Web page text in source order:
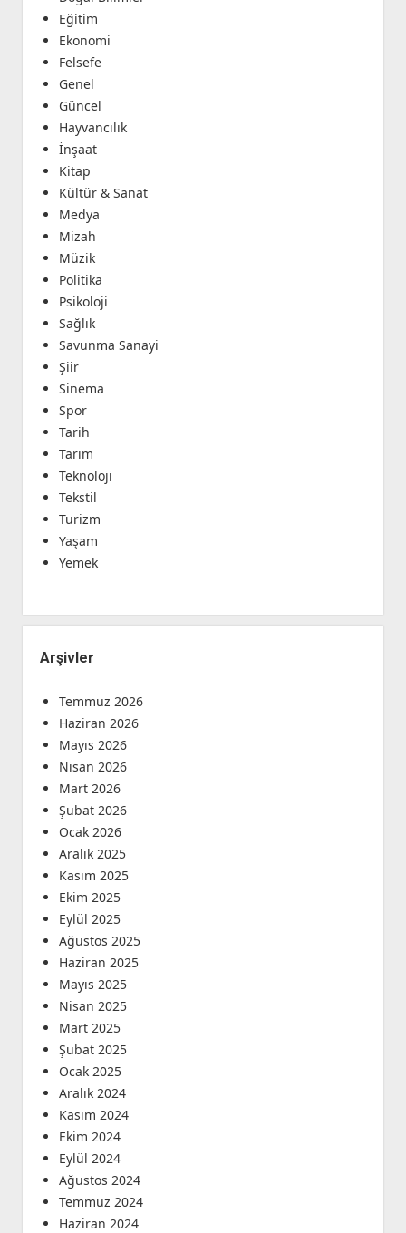
Eğitim
Ekonomi
Felsefe
Genel
Güncel
Hayvancılık
İnşaat
Kitap
Kültür & Sanat
Medya
Mizah
Müzik
Politika
Psikoloji
Sağlık
Savunma Sanayi
Şiir
Sinema
Spor
Tarih
Tarım
Teknoloji
Tekstil
Turizm
Yaşam
Yemek
Arşivler
Temmuz 2026
Haziran 2026
Mayıs 2026
Nisan 2026
Mart 2026
Şubat 2026
Ocak 2026
Aralık 2025
Kasım 2025
Ekim 2025
Eylül 2025
Ağustos 2025
Haziran 2025
Mayıs 2025
Nisan 2025
Mart 2025
Şubat 2025
Ocak 2025
Aralık 2024
Kasım 2024
Ekim 2024
Eylül 2024
Ağustos 2024
Temmuz 2024
Haziran 2024